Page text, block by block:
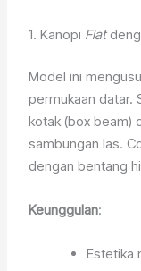
1. Kanopi Flat
Model ini
permukaan datar.
kotak (box beam)
sambungan las.
dengan bentang
Keunggulan:
Estetika